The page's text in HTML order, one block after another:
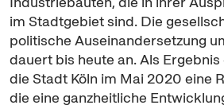
im Stadtgebiet sind. Die
politische Auseinandersetzung
dauert bis heute an. Als
die Stadt Köln im Mai 2020 eine
die eine ganzheitliche